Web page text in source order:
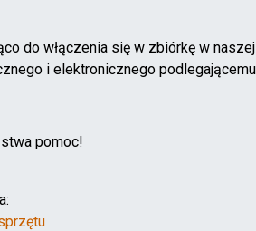
do włączenia się w zbiórkę w
i elektronicznego
pomoc!